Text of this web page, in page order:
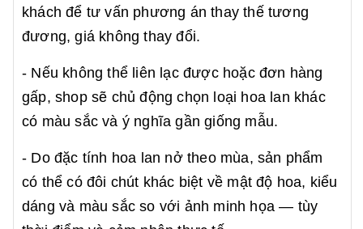
khách để tư vấn phương án thay thế tương
đương, giá không thay đổi.
- Nếu không thể liên lạc được hoặc đơn hàng
gấp, shop sẽ chủ động chọn loại hoa lan khác
có màu sắc và ý nghĩa gần giống mẫu.
- Do đặc tính hoa lan nở theo mùa, sản phẩm
có thể có đôi chút khác biệt về mật độ hoa, kiểu
dáng và màu sắc so với ảnh minh họa — tùy